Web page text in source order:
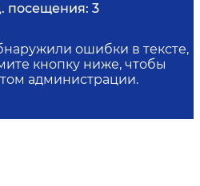
посещения: 3
ошибки в тексте,
кнопку ниже, чтобы
администрации.